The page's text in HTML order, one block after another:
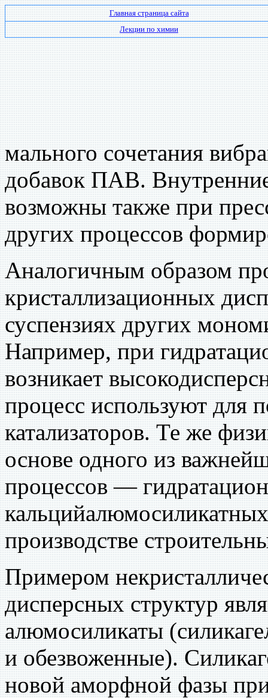
Главная страница сайта
Лекции по химии
мального сочетания
добавок ПАВ.
возможны также при
других процессов
Аналогичным образом
кристаллизационных
суспензиях других
Например, при
возникает
процесс используют для
катализаторов. Те же
основе одного из
процессов —
производстве
Примером
дисперсных структур
алюмосиликаты
и обезвоженные).
новой аморфной фазы